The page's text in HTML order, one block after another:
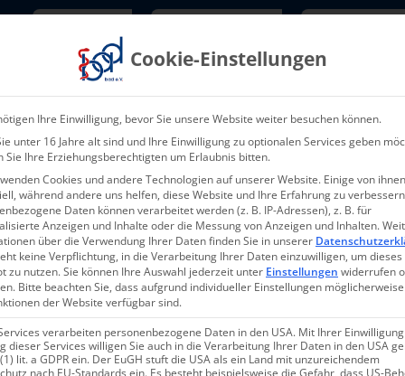
Über uns Aktuelles & Presse
2025 –
Cookie-Einstellungen
Ihre Einwilligung, bevor Sie unsere Website weiter besuchen können.
unter 16 Jahre alt sind und Ihre Einwilligung zu optionalen Services geben
Sie Ihre Erziehungsberechtigten um Erlaubnis bitten.
Cookies und andere Technologien auf unserer Website. Einige von
während andere uns helfen, diese Website und Ihre Erfahrung zu
Daten können verarbeitet werden (z. B. IP-Adressen), z. B. für
Anzeigen und Inhalte oder die Messung von Anzeigen und Inhalten.
über die Verwendung Ihrer Daten finden Sie in unserer
keine Verpflichtung, in die Verarbeitung Ihrer Daten einzuwilligen, um dieses
zu nutzen.Sie können Ihre Auswahl jederzeit unter Einstellungen widerrufen
Bitte beachten Sie, dass aufgrund individueller Einstellungen
der Website verfügbar sind.
verarbeiten personenbezogene Daten in den USA. Mit Ihrer
dieser Services willigen Sie auch in die Verarbeitung Ihrer Daten in den USA
lit. a GDPR ein. Der EuGH stuft die USA als ein Land mit unzureichendem
nach EU-Standards ein. Es besteht beispielsweise die Gefahr, dass US-